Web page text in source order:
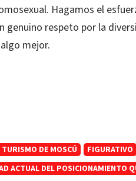
Hagamos el
genuino respeto por la
mejor.
DE MOSCÚ FIGURATIVO
ACTUAL DEL POSICIONAMIENTO